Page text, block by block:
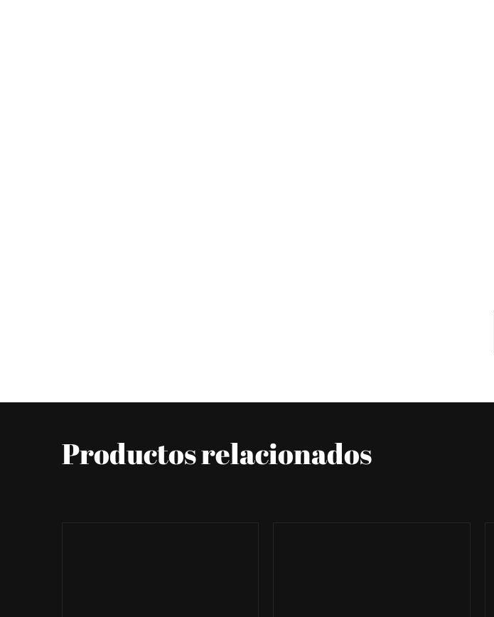
Productos relacionados